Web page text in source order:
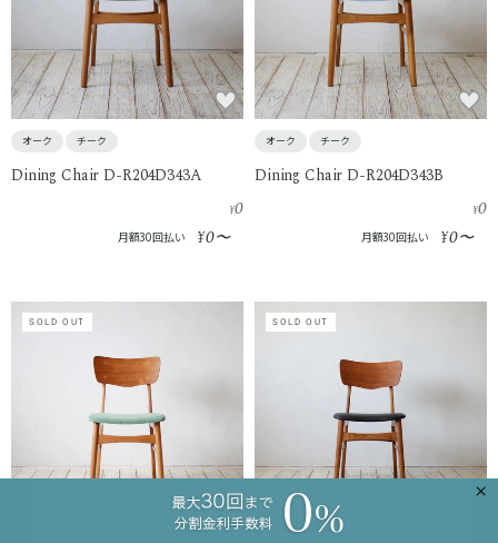
×
オーク チーク
Dining Chair D-R204D343A
¥0
月額30回払い ¥0〜
オーク チーク
Dining Chair D-R204D343B
¥0
月額30回払い ¥0〜
SOLD OUT SOLD OUT